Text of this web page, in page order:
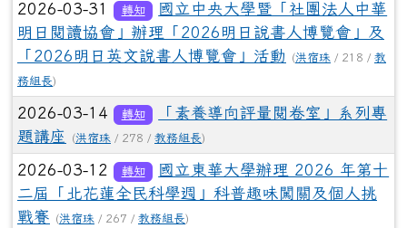
2026-03-31 轉知
國立中央大學暨「社團法人中華
明日閱讀協會」辦理「2026明日說書人博覽會」及
「2026明日英文說書人博覽會」活動
(洪宿珠 / 218 / 教
務組長)
2026-03-14 轉知
「素養導向評量閱卷室」系列專
題講座
(洪宿珠 / 278 / 教務組長)
2026-03-12 轉知
國立東華大學辦理 2026 年第十
二屆「北花蓮全民科學週」科普趣味闖關及個人挑
戰賽
(洪宿珠 / 267 / 教務組長)